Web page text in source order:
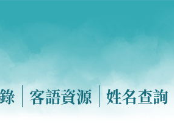
客語資源 姓名查詢